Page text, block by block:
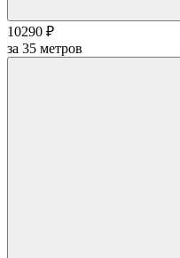
10290 ₽
за 35 метров